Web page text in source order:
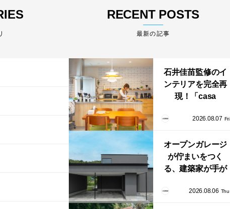
RECENT POSTS
最新の記事
石井佳苗監修のイ
ンテリアを完全再
現！「casa
リンネル）」で叶
ルな部屋づくり。
2026.08.07 Fri
オープンガレージ
が佇まいをつく
る、建築家が手が
まい「ふわりと浮
2026.08.06 Thu